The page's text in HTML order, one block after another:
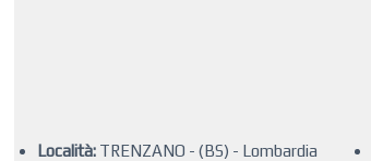
Località:TRENZANO - (BS) - Lombardia